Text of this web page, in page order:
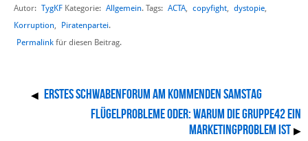
Autor: TygKF Kategorie: Allgemein. Tags: ACTA, copyfight, dystopie,
Korruption, Piratenpartei.
Permalink für diesen Beitrag.
◀ Erstes Schwabenforum am kommenden Samstag
Flügelprobleme oder: warum die Gruppe42 ein
Marketingproblem ist ▶